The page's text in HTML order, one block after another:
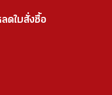
ดใบสั่งซื้อ